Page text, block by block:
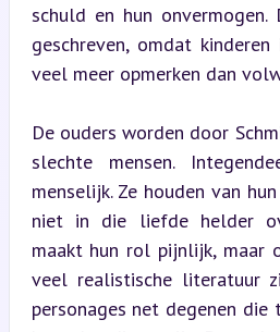
schuld en hun
geschreven, omdat
veel meer opmerken dan
De ouders worden door
slechte mensen.
menselijk. Ze houden van
niet in die liefde helder
maakt hun rol pijnlijk, maar
veel realistische literatuur
personages net degenen